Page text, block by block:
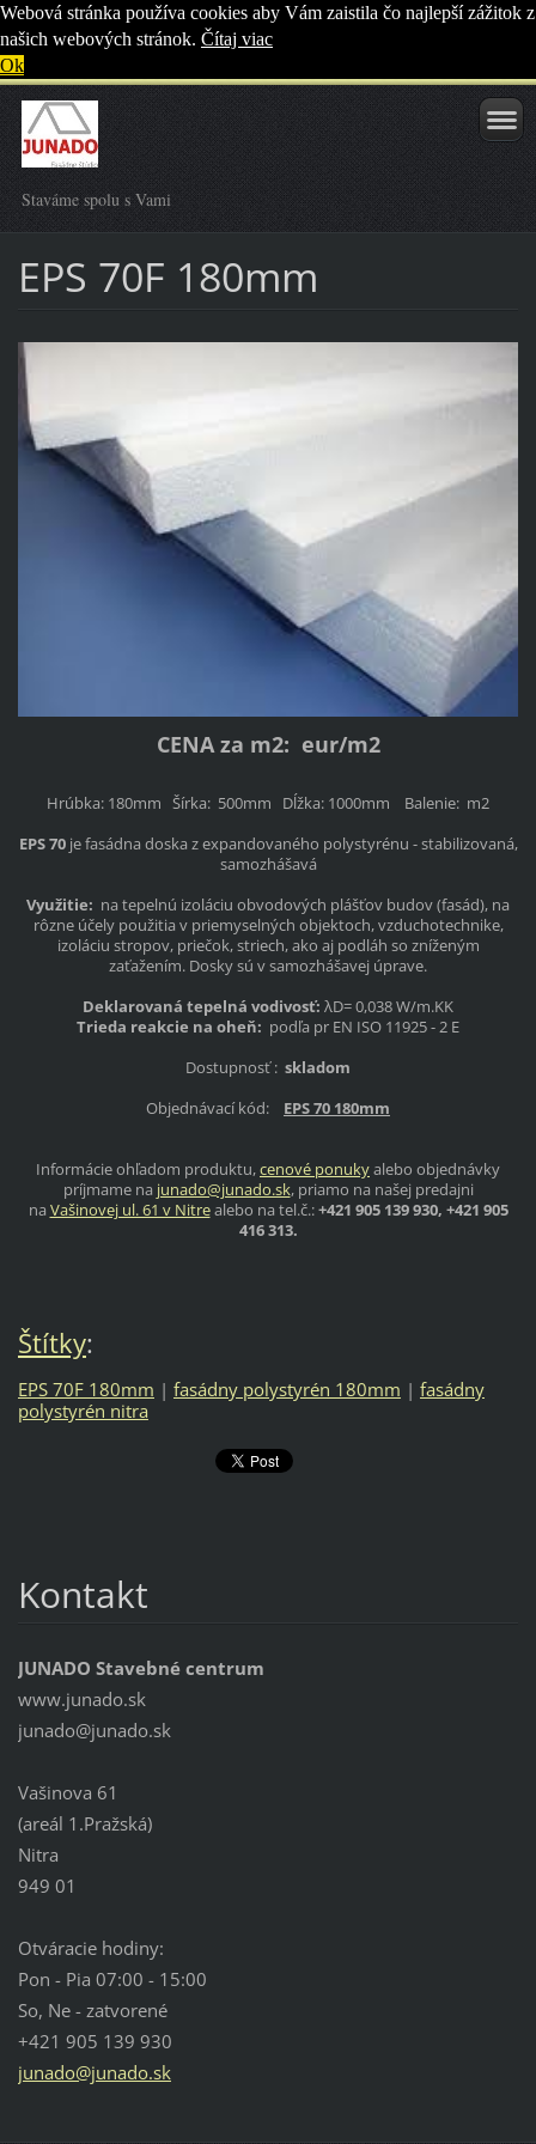
Webová stránka používa cookies aby Vám zaistila čo najlepší zážitok z
našich webových stránok. Čítaj viac
Ok
Staváme spolu s Vami
EPS 70F 180mm
CENA za m2: eur/m2
Hrúbka: 180mm Šírka: 500mm Dĺžka: 1000mm Balenie: m2
EPS 70je fasádna doska z expandovaného polystyrénu - stabilizovaná,
samozhášavá
Využitie: na tepelnú izoláciu obvodových plášťov budov (fasád), na
rôzne účely použitia v priemyselných objektoch, vzduchotechnike,
izoláciu stropov, priečok, striech, ako aj podláh so zníženým
zaťažením. Dosky sú v samozhášavej úprave.
Deklarovaná tepelná vodivosť: λD= 0,038 W/m.KK
Trieda reakcie na oheň: podľa pr EN ISO 11925 - 2 E
Dostupnosť : skladom
Objednávací kód: EPS 70 180mm
Informácie ohľadom produktu,cenové ponukyalebo objednávky
príjmame na junado@junado.sk, priamo na našej predajni
na Vašinovej ul. 61 v Nitrealebo na tel.č.:+421 905 139 930, +421 905
416 313.
Štítky:
EPS 70F 180mm | fasádny polystyrén 180mm | fasádny
polystyrén nitra
Kontakt
JUNADO Stavebné centrum
www.junado.sk
junado@junado.sk
Vašinova 61
(areál 1.Pražská)
Nitra
949 01
Otváracie hodiny:
Pon - Pia 07:00 - 15:00
So, Ne - zatvorené
+421 905 139 930
junado@junado.sk